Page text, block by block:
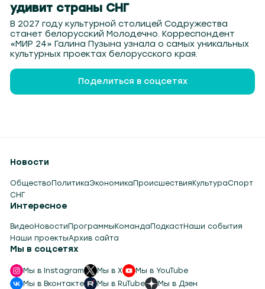
удивит страны СНГ
В 2027 году культурной столицей Содружества
станет белорусский Молодечно. Корреспондент
«МИР 24» Галина Пузына узнала о самых уникальных
культурных проектах белорусского края.
Поделиться в соцсетях
Новости
ОбществоПолитикаЭкономикаПроисшествияКультураСпорт
СНГ
Интересное
ВидеоНовостиПрограммыКомандаПодкастНаши события
Наши проектыАрхив сайта
Мы в соцсетях
Мы в Instagram Мы в X
Мы в YouTube
Мы в Вконтакте
Мы в RuTube Мы в Дзен